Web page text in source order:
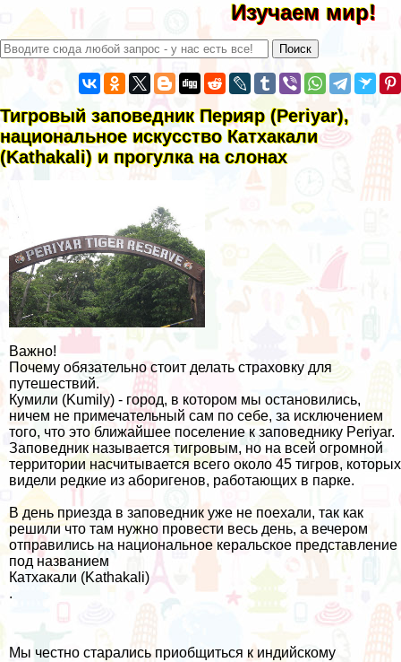
Изучаем мир!
Тигровый заповедник Перияр (Periyar),
национальное искусство Катхакали
(Kathakali) и прогулка на слонах
Важно!
Почему обязательно стоит делать страховку для
путешествий.
Кумили (Kumily) - город, в котором мы остановились,
ничем не примечательный сам по себе, за исключением
того, что это ближайшее поселение к заповеднику Periyar.
Заповедник называется тигровым, но на всей огромной
территории насчитывается всего около 45 тигров, которых
видели редкие из аборигенов, работающих в парке.
В день приезда в заповедник уже не поехали, так как
решили что там нужно провести весь день, а вечером
отправились на национальное керальское представление
под названием
Катхакали (Kathakali)
.
Мы честно старались приобщиться к индийскому